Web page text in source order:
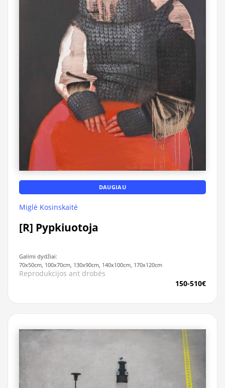
DAUGIAU
Miglė Kosinskaitė
[R] Pypkiuotoja
Galimi dydžiai:
70x50cm, 100x70cm, 130x90cm, 140x100cm, 170x120cm
Reprodukcijos ant drobės
150-510€